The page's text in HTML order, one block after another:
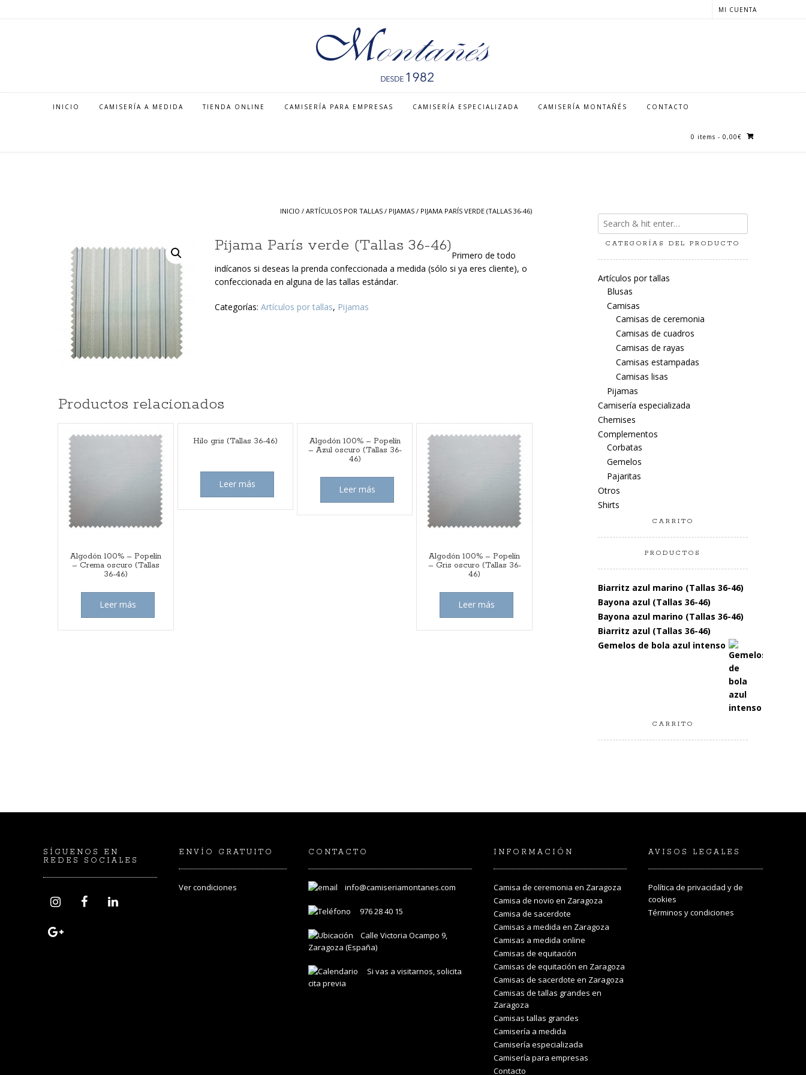
MI CUENTA
INICIO CAMISERÍA A MEDIDA TIENDA ONLINE CAMISERÍA PARA EMPRESAS CAMISERÍA ESPECIALIZADA CAMISERÍA MONTAÑÉS CONTACTO
0 items - 0,00€
INICIO / ARTÍCULOS POR TALLAS / PIJAMAS / PIJAMA PARÍS VERDE (TALLAS 36-46)
Pijama París verde (Tallas 36-46)
Primero de todo
indícanos si deseas la prenda confeccionada a medida (sólo si ya eres cliente), o
confeccionada en alguna de las tallas estándar.
Categorías: Artículos por tallas, Pijamas
Productos relacionados
Algodón 100% – Popelín
– Crema oscuro (Tallas
36-46)
Leer más
Hilo gris (Tallas 36-46)
Leer más
Algodón 100% – Popelín
– Azul oscuro (Tallas 36-
46)
Leer más
Algodón 100% – Popelín
– Gris oscuro (Tallas 36-
46)
Leer más
CATEGORÍAS DEL PRODUCTO
Artículos por tallas
Blusas
Camisas
Camisas de ceremonia
Camisas de cuadros
Camisas de rayas
Camisas estampadas
Camisas lisas
Pijamas
Camisería especializada
Chemises
Complementos
Corbatas
Gemelos
Pajaritas
Otros
Shirts
CARRITO
PRODUCTOS
Biarritz azul marino (Tallas 36-46)
Bayona azul (Tallas 36-46)
Bayona azul marino (Tallas 36-46)
Biarritz azul (Tallas 36-46)
Gemelos de bola azul intenso
CARRITO
SÍGUENOS EN
REDES SOCIALES
ENVÍO GRATUITO
Vercondiciones
CONTACTO
info@camiseriamontanes.com
976 28 40 15
Calle Victoria Ocampo 9,
Zaragoza (España)
Si vas a visitarnos, solicita
cita previa
INFORMACIÓN
Camisa de ceremonia en Zaragoza
Camisa de novio en Zaragoza
Camisa de sacerdote
Camisas a medida en Zaragoza
Camisas a medida online
Camisas de equitación
Camisas de equitación en Zaragoza
Camisas de sacerdote en Zaragoza
Camisas de tallas grandes en
Zaragoza
Camisas tallas grandes
Camisería a medida
Camisería especializada
Camisería para empresas
Contacto
AVISOS LEGALES
Política de privacidad y de
cookies
Términos y condiciones